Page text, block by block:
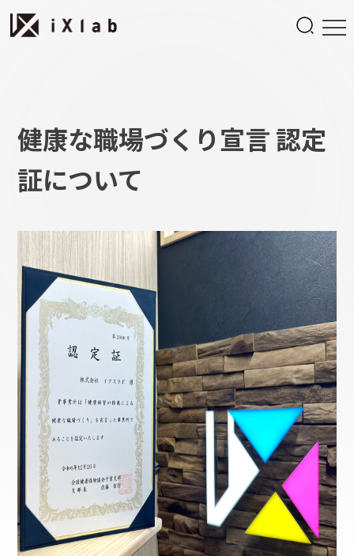
健康な職場づくり宣言 認定
証について